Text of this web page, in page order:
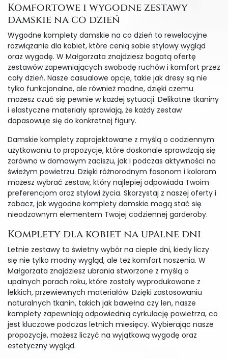
Komfortowe i wygodne zestawy
damskie na co dzień
Wygodne komplety damskie na co dzień to rewelacyjne
rozwiązanie dla kobiet, które cenią sobie stylowy wygląd
oraz wygodę. W Małgorzata znajdziesz bogatą ofertę
zestawów zapewniających swobodę ruchów i komfort przez
cały dzień. Nasze casualowe opcje, takie jak dresy są nie
tylko funkcjonalne, ale również modne, dzięki czemu
możesz czuć się pewnie w każdej sytuacji. Delikatne tkaniny
i elastyczne materiały sprawiają, że każdy zestaw
dopasowuje się do konkretnej figury.
Damskie komplety zaprojektowane z myślą o codziennym
użytkowaniu to propozycje, które doskonale sprawdzają się
zarówno w domowym zaciszu, jak i podczas aktywności na
świeżym powietrzu. Dzięki różnorodnym fasonom i kolorom
możesz wybrać zestaw, który najlepiej odpowiada Twoim
preferencjom oraz stylowi życia. Skorzystaj z naszej oferty i
zobacz, jak wygodne komplety damskie mogą stać się
nieodzownym elementem Twojej codziennej garderoby.
Komplety dla kobiet na upalne dni
Letnie zestawy to świetny wybór na ciepłe dni, kiedy liczy
się nie tylko modny wygląd, ale też komfort noszenia. W
Małgorzata znajdziesz ubrania stworzone z myślą o
upalnych porach roku, które zostały wyprodukowane z
lekkich, przewiewnych materiałów. Dzięki zastosowaniu
naturalnych tkanin, takich jak bawełna czy len, nasze
komplety zapewniają odpowiednią cyrkulację powietrza, co
jest kluczowe podczas letnich miesięcy. Wybierając nasze
propozycje, możesz liczyć na wyjątkową wygodę oraz
estetyczny wygląd.